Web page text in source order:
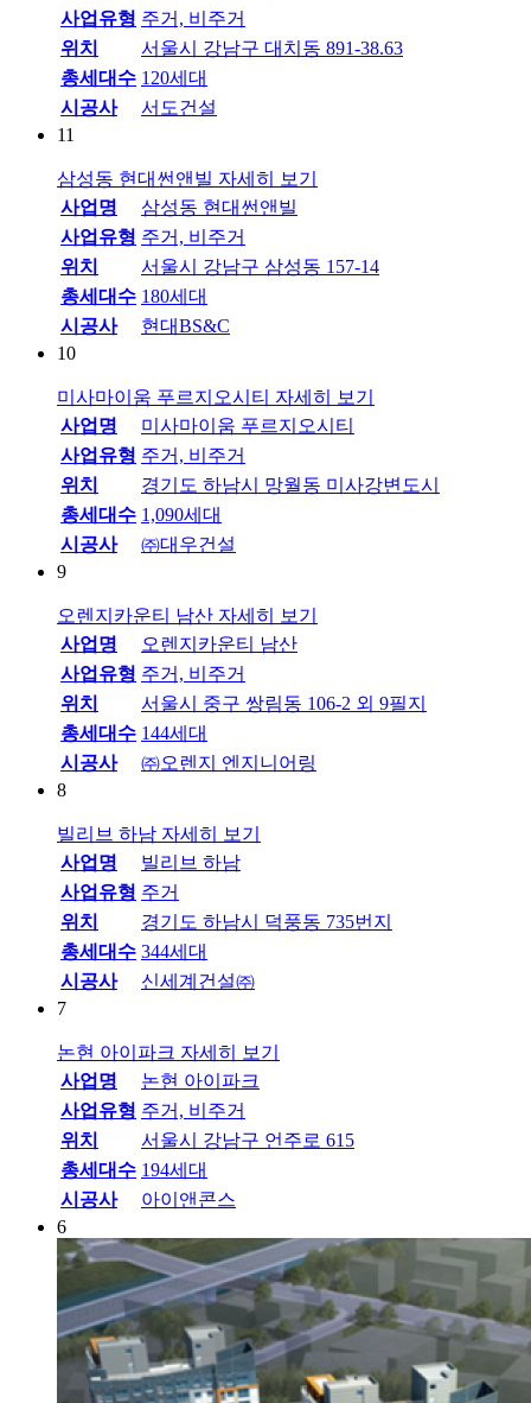
사업유형 주거, 비주거
위치
서울시 강남구 대치동 891-38.63
총세대수 120세대
시공사
서도건설
11
삼성동 현대썬앤빌 자세히 보기
사업명
삼성동 현대썬앤빌
사업유형 주거, 비주거
위치
서울시 강남구 삼성동 157-14
총세대수 180세대
시공사
현대BS&C
10
미사마이움 푸르지오시티 자세히 보기
사업명
미사마이움 푸르지오시티
사업유형 주거, 비주거
위치
경기도 하남시 망월동 미사강변도시
총세대수 1,090세대
시공사
㈜대우건설
9
오렌지카운티 남산 자세히 보기
사업명
오렌지카운티 남산
사업유형 주거, 비주거
위치
서울시 중구 쌍림동 106-2 외 9필지
총세대수 144세대
시공사
㈜오렌지 엔지니어링
8
빌리브 하남 자세히 보기
사업명
빌리브 하남
사업유형 주거
위치
경기도 하남시 덕풍동 735번지
총세대수 344세대
시공사
신세계건설㈜
7
논현 아이파크 자세히 보기
사업명
논현 아이파크
사업유형 주거, 비주거
위치
서울시 강남구 언주로 615
총세대수 194세대
시공사
아이앤콘스
6